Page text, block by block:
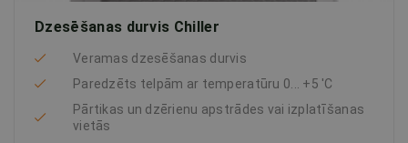
Dzesēšanas durvis Chiller
Veramas dzesēšanas durvis
Paredzēts telpām ar temperatūru 0... +5 'C
Pārtikas un dzērienu apstrādes vai izplatīšanas
vietās